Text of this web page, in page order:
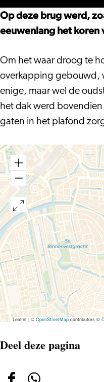
Op deze brug werd,
eeuwenlang het koren
Om het waar droog te
overkapping gebouwd,
enige, maar wel de
het dak werd
gaten in het plafond
Leaflet|©OpenStreetMapcontributors ©
Deel deze pagina